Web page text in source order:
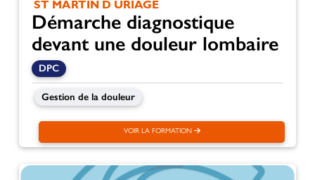
ST MARTIN D URIAGE
Démarche diagnostique
devant une douleur lombaire
DPC
Gestion de la douleur
VOIR LA FORMATION